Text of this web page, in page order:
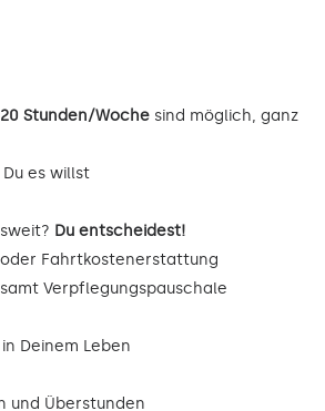
Stunden/Woche sind möglich, ganz
es willst
Du entscheidest!
Fahrtkostenerstattung
Verpflegungspauschale
Deinem Leben
und Überstunden